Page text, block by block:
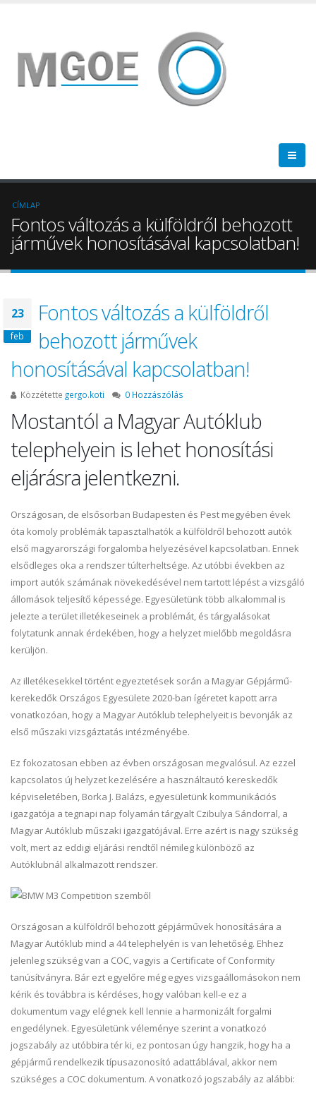
CÍMLAP
Fontos változás a külföldről behozott
járművek honosításával kapcsolatban!
23
feb
Fontos változás a külföldről
behozott járművek
honosításával kapcsolatban!
Közzétette gergo.koti 0 Hozzászólás
Mostantól a Magyar Autóklub
telephelyein is lehet honosítási
eljárásra jelentkezni.
Országosan, de elsősorban Budapesten és Pest megyében évek
óta komoly problémák tapasztalhatók a külföldről behozott autók
első magyarországi forgalomba helyezésével kapcsolatban. Ennek
elsődleges oka a rendszer túlterheltsége. Az utóbbi években az
import autók számának növekedésével nem tartott lépést a vizsgáló
állomások teljesítő képessége. Egyesületünk több alkalommal is
jelezte a terület illetékeseinek a problémát, és tárgyalásokat
folytatunk annak érdekében, hogy a helyzet mielőbb megoldásra
kerüljön.
Az illetékesekkel történt egyeztetések során a Magyar Gépjármű-
kerekedők Országos Egyesülete 2020-ban ígéretet kapott arra
vonatkozóan, hogy a Magyar Autóklub telephelyeit is bevonják az
első műszaki vizsgáztatás intézményébe.
Ez fokozatosan ebben az évben országosan megvalósul. Az ezzel
kapcsolatos új helyzet kezelésére a használtautó kereskedők
képviseletében, Borka J. Balázs, egyesületünk kommunikációs
igazgatója a tegnapi nap folyamán tárgyalt Czibulya Sándorral, a
Magyar Autóklub műszaki igazgatójával. Erre azért is nagy szükség
volt, mert az eddigi eljárási rendtől némileg különböző az
Autóklubnál alkalmazott rendszer.
Országosan a külföldről behozott gépjárművek honosítására a
Magyar Autóklub mind a 44 telephelyén is van lehetőség. Ehhez
jelenleg szükség van a COC, vagyis a Certificate of Conformity
tanúsítványra. Bár ezt egyelőre még egyes vizsgaállomásokon nem
kérik és továbbra is kérdéses, hogy valóban kell-e ez a
dokumentum vagy elégnek kell lennie a harmonizált forgalmi
engedélynek. Egyesületünk véleménye szerint a vonatkozó
jogszabály az utóbbira tér ki, ez pontosan úgy hangzik, hogy ha a
gépjármű rendelkezik típusazonosító adattáblával, akkor nem
szükséges a COC dokumentum. A vonatkozó jogszabály az alábbi: